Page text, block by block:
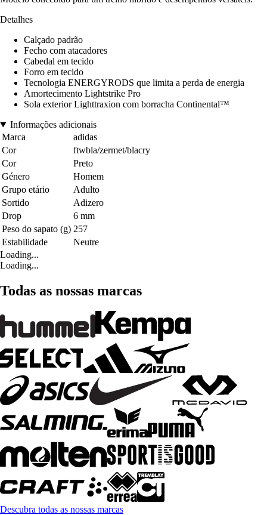
Detalhes
Calçado padrão
Fecho com atacadores
Cabedal em tecido
Forro em tecido
Tecnologia ENERGYRODS que limita a perda de energia
Amortecimento Lightstrike Pro
Sola exterior Lighttraxion com borracha Continental™
Informações adicionais
Marca
adidas
Cor
ftwbla/zermet/blacry
Cor
Preto
Género
Homem
Grupo etário
Adulto
Sortido
Adizero
Drop
6 mm
Peso do sapato (g) 257
Estabilidade
Neutre
Loading...
Loading...
Todas as nossas marcas
Descubra todas as nossas marcas